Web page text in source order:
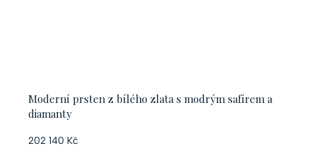
Moderní prsten z bílého zlata s modrým safírem a
diamanty
202 140 Kč